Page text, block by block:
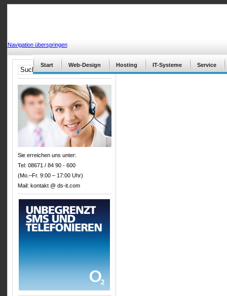
Navigation überspringen
Start Web-Design Hosting IT-Systeme Service
Sie erreichen uns unter:
Tel: 08671 / 84 90 - 600
(Mo.–Fr. 9:00 – 17:00 Uhr)
Mail: kontakt @ ds-it.com